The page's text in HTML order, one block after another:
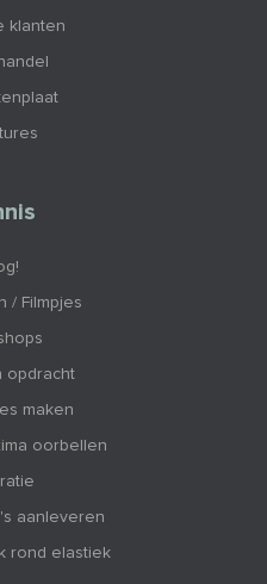
klanten
/ Filmpjes
opdracht
maken
oorbellen
aanleveren
rond elastiek